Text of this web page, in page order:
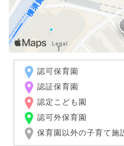
認可保育園
認証保育園
認定こども園
認可外保育園
保育園以外の子育て施